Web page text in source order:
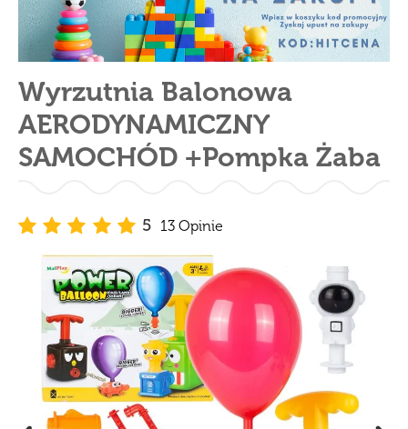
Wyrzutnia Balonowa
AERODYNAMICZNY
SAMOCHÓD +Pompka Żaba
5 13 Opinie